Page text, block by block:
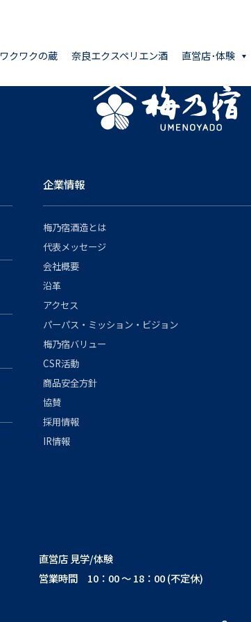
ワクワクの蔵 奈良エクスペリエン酒 直営店･体験
企業情報
梅乃宿酒造とは
代表メッセージ
会社概要
沿革
アクセス
パーパス・ミッション・ビジョン
梅乃宿バリュー
CSR活動
商品安全方針
協賛
採用情報
IR情報
直営店 見学/体験
営業時間 10：00 ～ 18：00 (不定休)